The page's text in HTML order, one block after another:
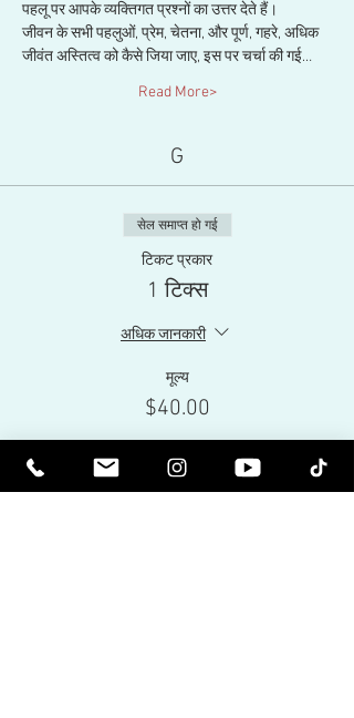
पहलू पर आपके व्यक्तिगत प्रश्नों का उत्तर देते हैं।
जीवन के सभी पहलुओं, प्रेम, चेतना, और पूर्ण, गहरे, अधिक
जीवंत अस्तित्व को कैसे जिया जाए, इस पर चर्चा की गई…
Read More>
G
सेल समाप्त हो गई
टिकट प्रकार
1 टिक्स
अधिक जानकारी
मूल्य
$40.00